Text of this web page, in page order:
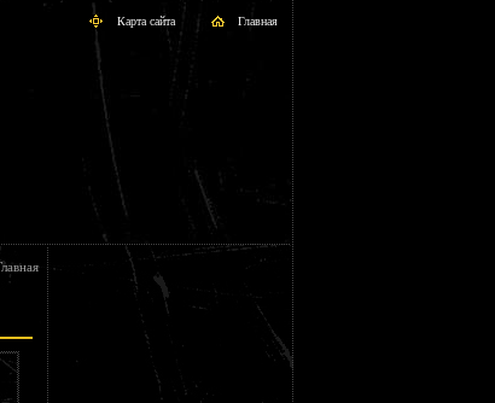
Главная
Карта сайта